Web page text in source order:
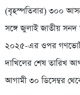
(বৃহস্পতিবার) ৩০০
সঙ্গে জুলাই জাতীয় সনদ
২০২৫-এর ওপর গণভোট
দাখিলের শেষ তারিখ
আগামী ৩০ ডিসেম্বর